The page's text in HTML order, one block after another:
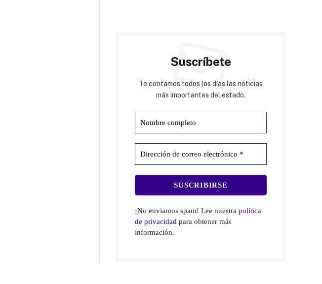
Suscríbete
Te contamos todos los días las noticias
más importantes del estado.
¡No enviamos spam! Lee nuestrapolítica
de privacidad para obtener más
información.